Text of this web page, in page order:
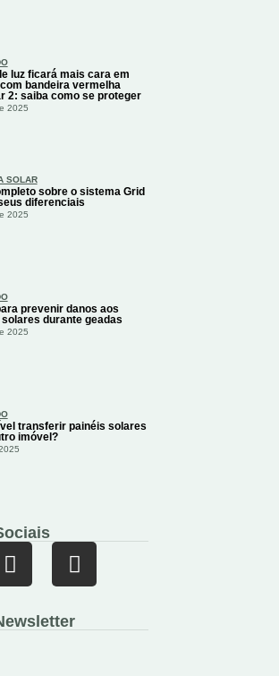
luz ficará mais cara em
bandeira vermelha
2: saiba como se proteger
2025
SOLAR
sobre o sistema Grid
diferenciais
2025
prevenir danos aos
durante geadas
2025
transferir painéis solares
imóvel?